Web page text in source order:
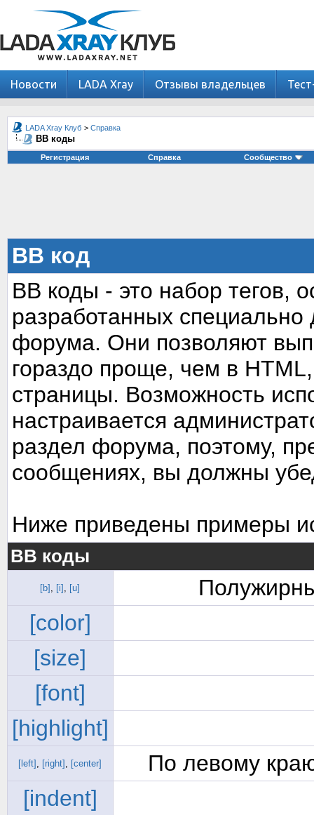
Новости LADA Xray Отзывы владельцев
LADA Xray Клуб > Справка
BB коды
Регистрация Справка Сообщество
BB код
BB коды - это набор тегов,
разработанных
форума. Они позволяют
гораздо проще, чем в
страницы. Возможность
настраивается
раздел форума, поэтому,
сообщениях, вы должны
Ниже приведены примеры
BB коды
[b] , [i] , [u]
[color]
[size]
[font]
[highlight]
[left] , [right] , [center]
По левому
[indent]